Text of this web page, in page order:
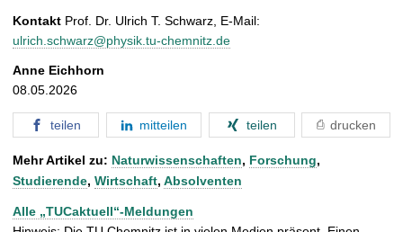
Kontakt Prof. Dr. Ulrich T. Schwarz, E-Mail:
ulrich.schwarz@physik.tu-chemnitz.de
Anne Eichhorn
08.05.2026
teilen mitteilen teilen drucken
Mehr Artikel zu: Naturwissenschaften, Forschung,
Studierende, Wirtschaft, Absolventen
Alle „TUCaktuell“-Meldungen